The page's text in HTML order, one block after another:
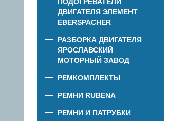
ДВИГАТЕЛЯ ЭЛЕМЕНТ
EBERSPACHER
РАЗБОРКА ДВИГАТЕЛЯ
ЯРОСЛАВСКИЙ
МОТОРНЫЙ ЗАВОД
РЕМКОМПЛЕКТЫ
РЕМНИ RUBENA
РЕМНИ И ПАТРУБКИ